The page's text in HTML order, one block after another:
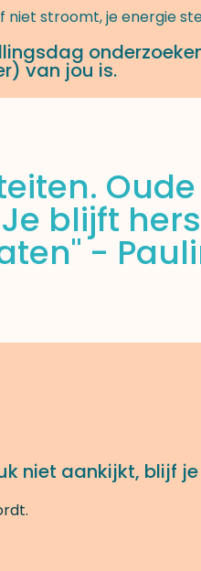
niet stroomt, je energie
van jou is.
blijft
-
niet aankijkt, blijf je